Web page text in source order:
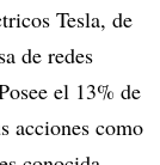
Tesla, de
de redes
el 13% de
acciones como